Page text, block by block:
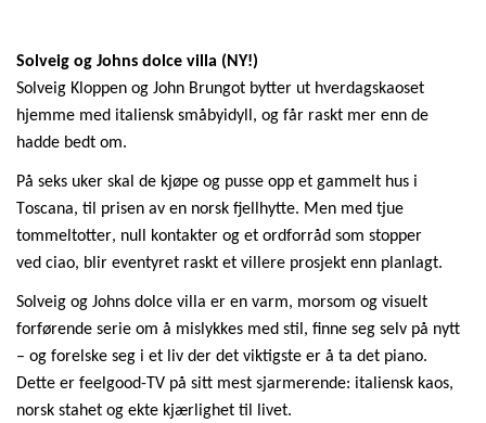
Solveig og Johns dolce villa (NY!)
Solveig Kloppen og John Brungot bytter ut hverdagskaoset
hjemme med italiensk småbyidyll, og får raskt mer enn de
hadde bedt om.
På seks uker skal de kjøpe og pusse opp et gammelt hus i
Toscana, til prisen av en norsk fjellhytte. Men med tjue
tommeltotter, null kontakter og et ordforråd som stopper
ved ciao, blir eventyret raskt et villere prosjekt enn planlagt.
Solveig og Johns dolce villa er en varm, morsom og visuelt
forførende serie om å mislykkes med stil, finne seg selv på nytt
– og forelske seg i et liv der det viktigste er å ta det piano.
Dette er feelgood-TV på sitt mest sjarmerende: italiensk kaos,
norsk stahet og ekte kjærlighet til livet.